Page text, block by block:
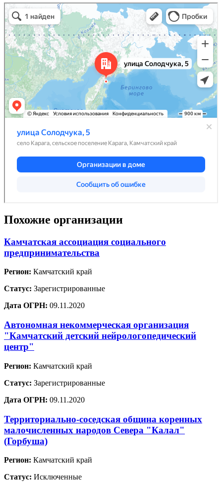
Похожие организации
Камчатская ассоциация социального
предпринимательства
Регион: Камчатский край
Статус: Зарегистрированные
Дата ОГРН: 09.11.2020
Автономная некоммерческая организация
"Камчатский детский нейрологопедический
центр"
Регион: Камчатский край
Статус: Зарегистрированные
Дата ОГРН: 09.11.2020
Территориально-соседская община коренных
малочисленных народов Севера "Калал"
(Горбуша)
Регион: Камчатский край
Статус: Исключенные